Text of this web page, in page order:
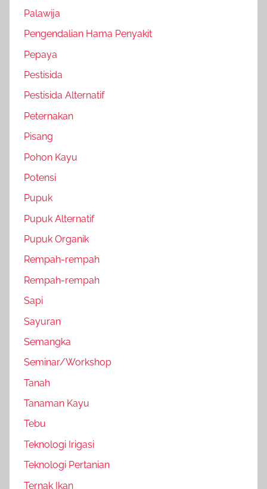
Palawija
Pengendalian Hama Penyakit
Pepaya
Pestisida
Pestisida Alternatif
Peternakan
Pisang
Pohon Kayu
Potensi
Pupuk
Pupuk Alternatif
Pupuk Organik
Rempah-rempah
Rempah-rempah
Sapi
Sayuran
Semangka
Seminar/Workshop
Tanah
Tanaman Kayu
Tebu
Teknologi Irigasi
Teknologi Pertanian
Ternak Ikan